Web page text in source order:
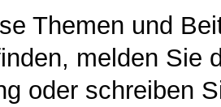
Themen und
melden Sie
oder schreiben